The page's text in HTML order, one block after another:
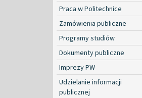
Praca w Politechnice
Zamówienia publiczne
Programy studiów
Dokumenty publiczne
Imprezy PW
Udzielanie informacji
publicznej